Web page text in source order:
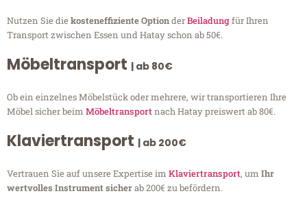
Nutzen Sie diekosteneffiziente OptionderBeiladungfür Ihren
Transport zwischen Essen und Hatay schon ab 50€.
Möbeltransport | ab 80€
Ob ein einzelnes Möbelstück oder mehrere, wir transportieren Ihre
Möbel sicher beim Möbeltransportnach Hatay preiswert ab 80€.
Klaviertransport | ab 200€
Vertrauen Sie auf unsere Expertise im Klaviertransport, um Ihr
wertvolles Instrument sicherab 200€ zu befördern.